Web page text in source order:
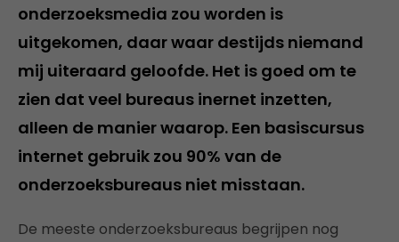
onderzoeksmedia zou worden is
uitgekomen, daar waar destijds niemand
mij uiteraard geloofde. Het is goed om te
zien dat veel bureaus inernet inzetten,
alleen de manier waarop. Een basiscursus
internet gebruik zou 90% van de
onderzoeksbureaus niet misstaan.
De meeste onderzoeksbureaus begrijpen nog